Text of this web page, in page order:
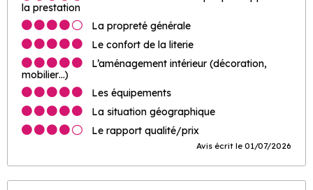
la prestation
La propreté générale
Le confort de la literie
L’aménagement intérieur (décoration,
mobilier…)
Les équipements
La situation géographique
Le rapport qualité/prix
Avis écrit le 01/07/2026